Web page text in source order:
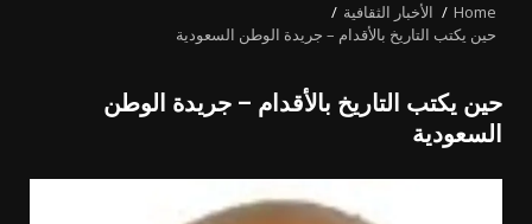
Home
الأخبار الثقافية
حين يكتب التاريخ بالأقدام – جريدة الوطن السعودية
حين يكتب التاريخ بالأقدام – جريدة الوطن
السعودية